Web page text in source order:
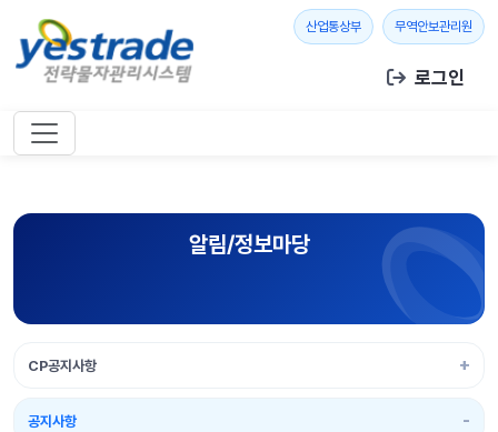
산업통상부새 창 열기무역안보관리원 새
로그인
알림/정보마당
CP공지사항
공지사항